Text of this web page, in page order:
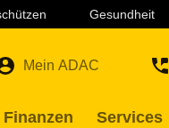
Gesundheit
Mein ADAC
Services